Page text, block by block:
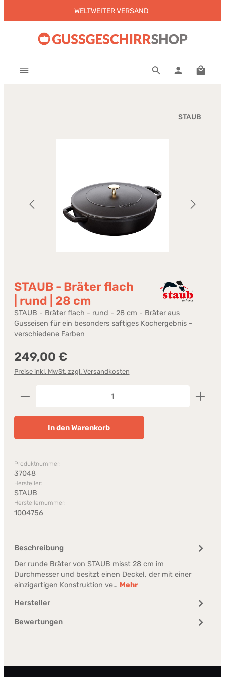
Zum Hauptinhalt springenWELTWEITER VERSAND
STAUB
STAUB - Bräter flach
| rund | 28 cm
STAUB - Bräter flach - rund - 28 cm - Bräter aus
Gusseisen für ein besonders saftiges Kochergebnis -
verschiedene Farben
Regulärer Preis:
249,00 €
Preise inkl. MwSt. zzgl. Versandkosten
Produkt Anzahl: Gib den gewünschten Wert ein
In den Warenkorb
Produktnummer:
37048
Hersteller:
STAUB
Herstellernummer:
1004756
Beschreibung
Der runde Bräter von STAUB misst 28 cm im
Durchmesser und besitzt einen Deckel, der mit einer
einzigartigen Konstruktion ve… Mehr
Hersteller
Bewertungen